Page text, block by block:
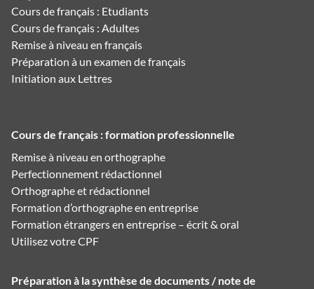
Cours de français : Etudiants
Cours de français : Adultes
Remise à niveau en français
Préparation à un examen de français
Initiation aux Lettres
Cours de français : formation professionnelle
Remise à niveau en orthographe
Perfectionnement rédactionnel
Orthographe et rédactionnel
Formation d’orthographe en entreprise
Formation étrangers en entreprise – écrit & oral
Utilisez votre CPF
Préparation à la synthèse de documents / note de